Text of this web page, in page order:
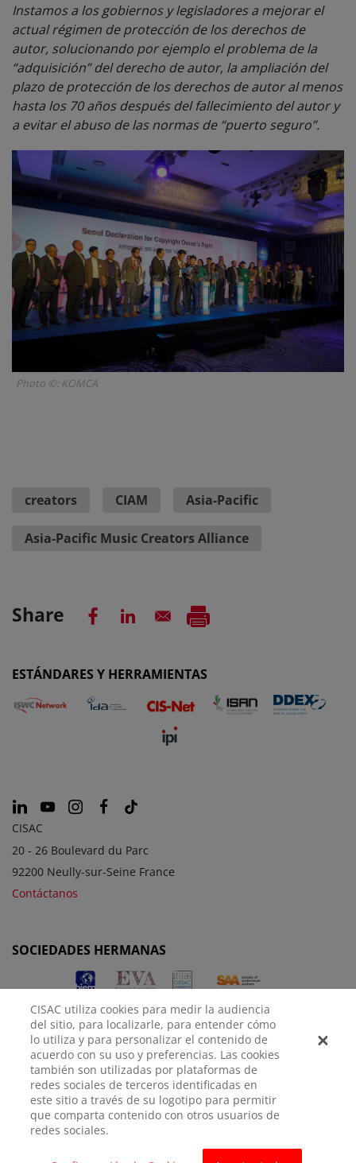
Instamos a los gobiernos y legisladores a mejorar el
actual régimen de protección de los derechos de
autor, solucionando por ejemplo el problema de la
“adquisición” del derecho de autor, la ampliación del
plazo de protección de los derechos de autor al menos
hasta los 70 años después del fallecimiento del autor y
a evitar el abuso de las normas de “puerto seguro”.
Photo ©: KOMCA
creators CIAM Asia-Pacific
Asia-Pacific Music Creators Alliance
Share
ESTÁNDARES Y HERRAMIENTAS
CISAC
20 - 26 Boulevard du Parc
92200 Neully-sur-Seine France
Contáctanos
SOCIEDADES HERMANAS
AVISO
LEGAL
POLÍTICA DE
PRIVACIDAD
CONFIGURACIÓN DE
COOKIES
CISAC utiliza cookies para medir la audiencia
del sitio, para localizarle, para entender cómo
lo utiliza y para personalizar el contenido de
acuerdo con su uso y preferencias. Las cookies
también son utilizadas por plataformas de
redes sociales de terceros identificadas en
este sitio a través de su logotipo para permitir
que comparta contenido con otros usuarios de
redes sociales.